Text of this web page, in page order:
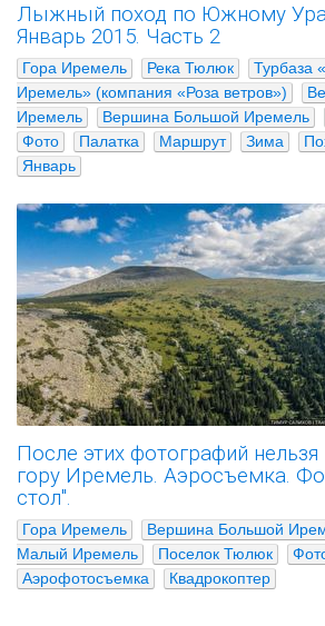
Лыжный поход по Южному
Январь 2015. Часть 2
Гора Иремель Река Тюлюк
Турбаза
Иремель» (компания «Роза ветров»)
Иремель
Вершина Большой Иремель
Фото
Палатка Маршрут Зима
Январь
После этих фотографий
гору Иремель. Аэросъемка.
стол".
Гора Иремель Вершина Большой
Малый Иремель
Поселок Тюлюк
Аэрофотосъемка
Квадрокоптер